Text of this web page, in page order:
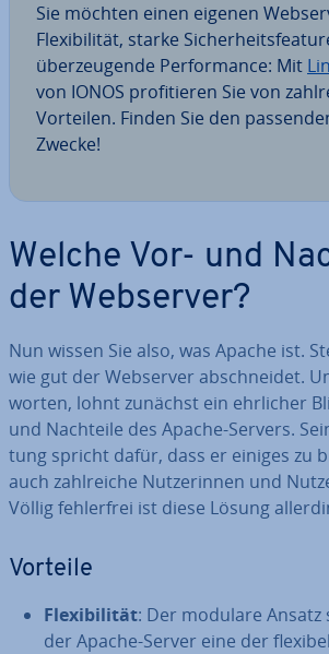
Sie möchten einen eigenen
Fle­xi­bi­li­tät, starke
über­zeu­gen­de Per­for­mance: Mit
von IONOS pro­fi­tie­ren Sie von
Vorteilen. Finden Sie den
Zwecke!
Welche Vor- und
der Webserver?
Nun wissen Sie also, was Apache ist.
wie gut der Webserver ab­schnei­det.
wor­ten, lohnt zunächst ein ehrlicher
und Nachteile des Apache-Servers.
tung spricht dafür, dass er einiges zu
auch zahl­rei­che Nut­ze­rin­nen und
Völlig feh­ler­frei ist diese Lösung
Vorteile
Fle­xi­bi­li­tät: Der modulare
der Apache-Server eine der